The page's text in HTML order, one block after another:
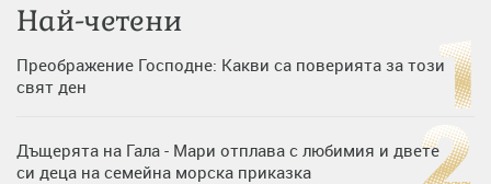
Най-четени
Преображение Господне: Какви са поверията за този
свят ден
Дъщерята на Гала - Мари отплава с любимия и двете
си деца на семейна морска приказка